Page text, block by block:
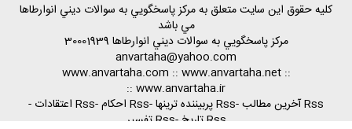
كليه حقوق اين سايت متعلق به مركز پاسخگويي به سوالات ديني انوارطاها
مي باشد
مركز پاسخگويي به سوالات ديني انوارطاها 30001939
anvartaha@yahoo.com
www.anvartaha.com :: www.anvartaha.net::
www.anvartaha.ir
::
Rss آخرين مطالب
-Rss پربيننده ترينها -Rss احكام -Rss اعتقادات
-
Rss تاريخ
-Rss تفسير